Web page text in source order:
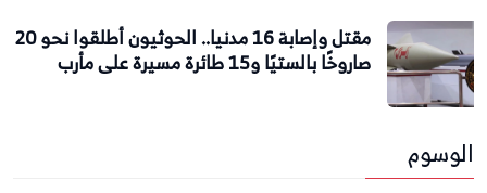
مقتل وإصابة 16 مدنيا.. الحوثيون أطلقوا نحو 20
صاروخًا بالستيًا و15 طائرة مسيرة على مأرب
الوسوم